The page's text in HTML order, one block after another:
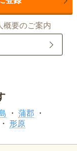
概要のご案内
蒲郡
形原